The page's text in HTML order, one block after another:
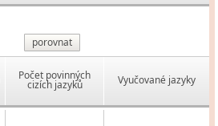
porovnat
Počet povinných
cizích jazyků Vyučované jazyky